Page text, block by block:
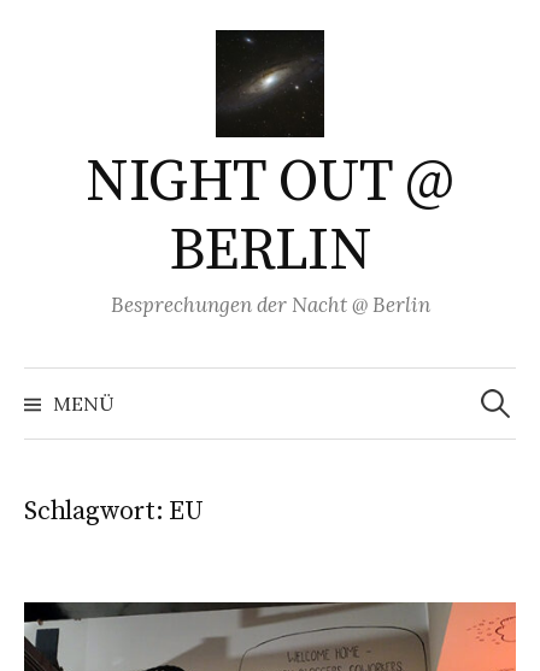
NIGHT OUT @
BERLIN
Besprechungen der Nacht @ Berlin
MENÜ
Suchen
nach:
Schlagwort: EU